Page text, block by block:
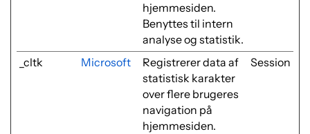
hjemmesiden.
Benyttes til intern
analyse og statistik.
_cltk Microsoft
Registrerer data af
statistisk karakter
over flere brugeres
navigation på
hjemmesiden.
Session